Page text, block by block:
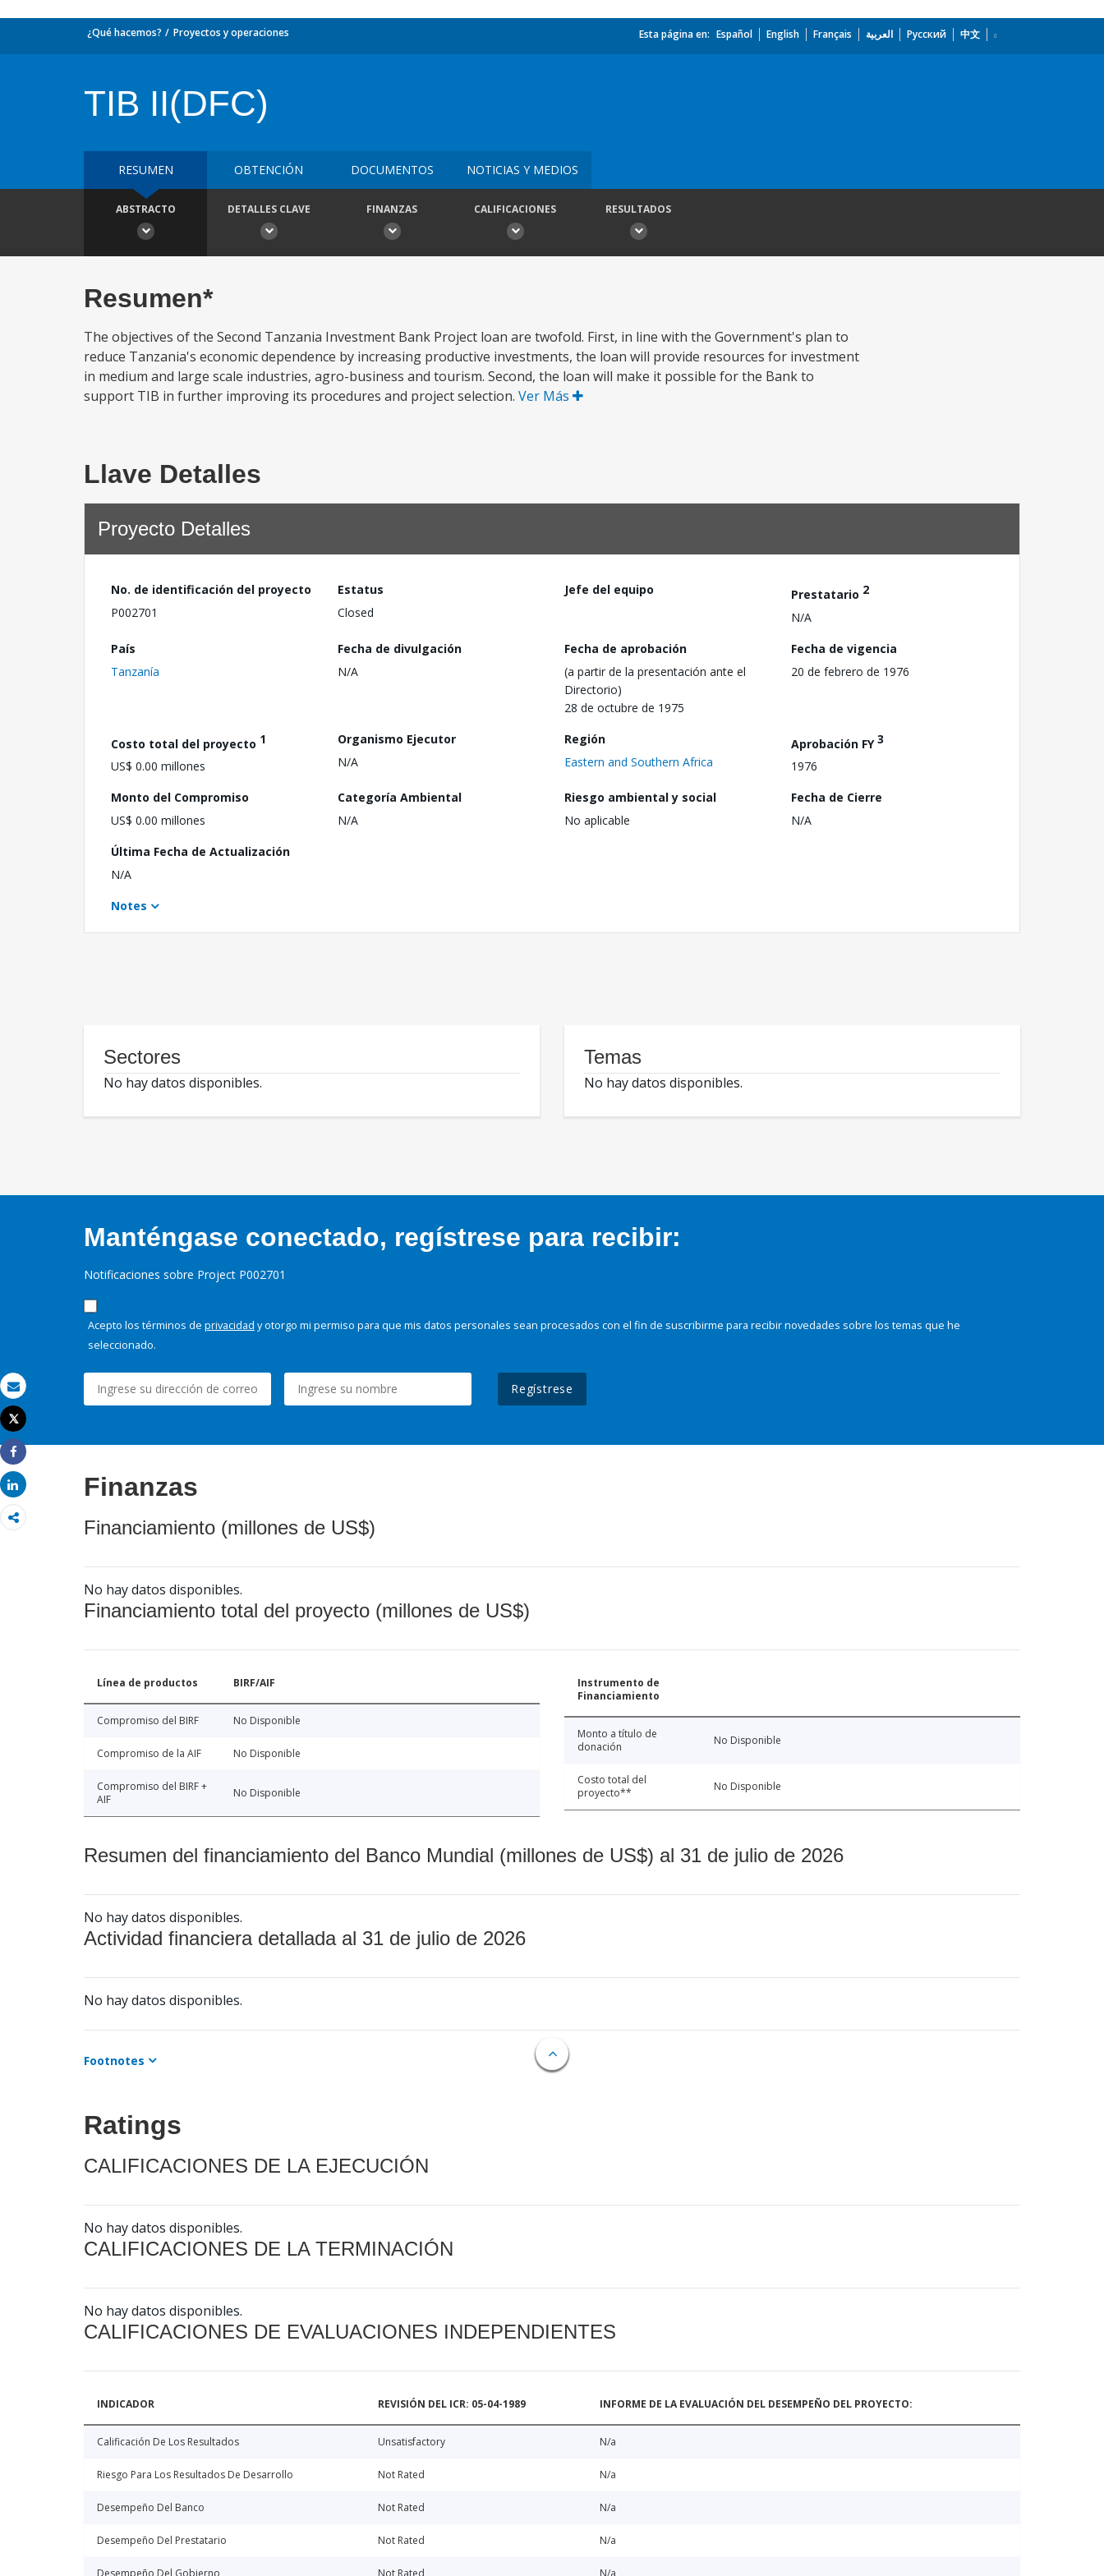
Correo electrónico
Imprimir
Tweet
Share
Share
¿Qué hacemos? Proyectos y operaciones Esta página en: Español English Français العربية Русский 中文
TIB II(DFC)
RESUMEN OBTENCIÓN DOCUMENTOS NOTICIAS Y MEDIOS
ABSTRACTO DETALLES CLAVE FINANZAS CALIFICACIONES RESULTADOS
Resumen*
The objectives of the Second Tanzania Investment Bank Project loan are twofold. First, in line with the Government's plan to
reduce Tanzania's economic dependence by increasing productive investments, the loan will provide resources for investment
in medium and large scale industries, agro-business and tourism. Second, the loan will make it possible for the Bank to
support TIB in further improving its procedures and project selection. Ver Más
Llave Detalles
Proyecto Detalles
No. de identificación del proyecto
P002701
Estatus
Closed
Jefe del equipo Prestatario 2
N/A
País
Tanzanía
Fecha de divulgación
N/A
Fecha de aprobación
(a partir de la presentación ante el
Directorio)
28 de octubre de 1975
Fecha de vigencia
20 de febrero de 1976
Costo total del proyecto 1
US$ 0.00 millones
Organismo Ejecutor
N/A
Región
Eastern and Southern Africa
Aprobación FY3
1976
Monto del Compromiso
US$ 0.00 millones
Categoría Ambiental
N/A
Riesgo ambiental y social
No aplicable
Fecha de Cierre
N/A
Última Fecha de Actualización
N/A
Notes
Sectores
No hay datos disponibles.
Temas
No hay datos disponibles.
Manténgase conectado, regístrese para recibir:
Notificaciones sobre Project P002701
Acepto los términos de privacidad y otorgo mi permiso para que mis datos personales sean procesados con el fin de suscribirme para recibir novedades sobre los temas que he
seleccionado.
Regístrese
Finanzas
Financiamiento (millones de US$)
No hay datos disponibles.
Financiamiento total del proyecto (millones de US$)
Línea de productos BIRF/AIF
Compromiso del BIRF No Disponible
Compromiso de la AIF No Disponible
Compromiso del BIRF +
AIF
No Disponible
Instrumento de
Financiamiento
Monto a título de
donación
No Disponible
Costo total del
proyecto**
No Disponible
Resumen del financiamiento del Banco Mundial (millones de US$) al 31 de julio de 2026
No hay datos disponibles.
Actividad financiera detallada al 31 de julio de 2026
No hay datos disponibles.
Footnotes
Ratings
CALIFICACIONES DE LA EJECUCIÓN
No hay datos disponibles.
CALIFICACIONES DE LA TERMINACIÓN
No hay datos disponibles.
CALIFICACIONES DE EVALUACIONES INDEPENDIENTES
INDICADOR REVISIÓN DEL ICR: 05-04-1989 INFORME DE LA EVALUACIÓN DEL DESEMPEÑO DEL PROYECTO:
Calificación De Los Resultados Unsatisfactory N/a
Riesgo Para Los Resultados De Desarrollo Not Rated N/a
Desempeño Del Banco Not Rated N/a
Desempeño Del Prestatario Not Rated N/a